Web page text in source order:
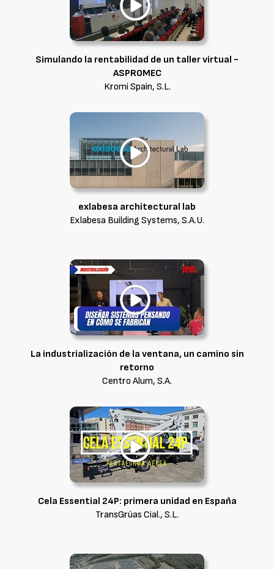
Simulando la rentabilidad de un taller virtual -
ASPROMEC
Kromi Spain, S.L.
exlabesa architectural lab
Exlabesa Building Systems, S.A.U.
La industrialización de la ventana, un camino sin
retorno
Centro Alum, S.A.
Cela Essential 24P: primera unidad en España
TransGrúas Cial., S.L.